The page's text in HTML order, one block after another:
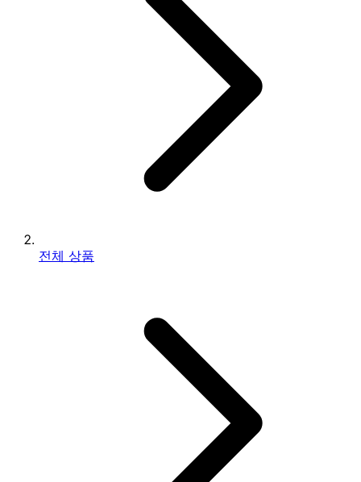
전체 상품